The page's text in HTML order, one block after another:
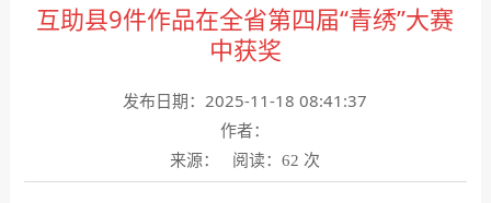
互助县9件作品在全省第四届“青绣”大赛
中获奖
发布日期：2025-11-18 08:41:37
作者：
来源： 阅读：62 次